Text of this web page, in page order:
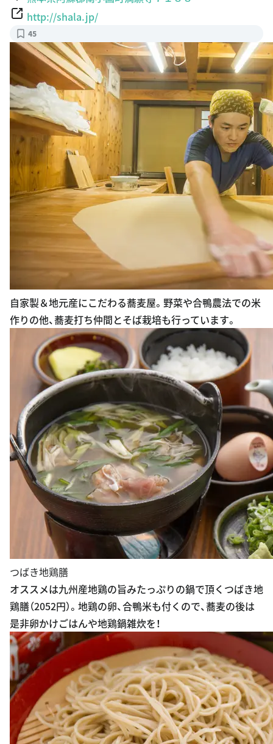
http://shala.jp/
45
自家製＆地元産にこだわる蕎麦屋。野菜や合鴨農法での米
作りの他、蕎麦打ち仲間とそば栽培も行っています。
つばき地鶏膳
オススメは九州産地鶏の旨みたっぷりの鍋で頂くつばき地
鶏膳（2052円）。地鶏の卵、合鴨米も付くので、蕎麦の後は
是非卵かけごはんや地鶏鍋雑炊を！